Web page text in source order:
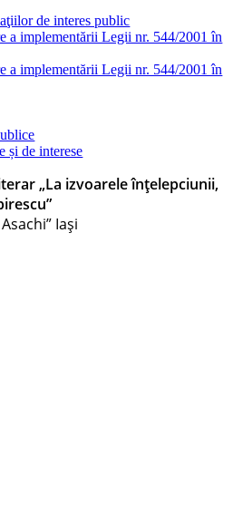
de interes public
a implementării Legii nr. 544/2001 în
a implementării Legii nr. 544/2001 în
și de interese
„La izvoarele înțelepciunii,
Iaşi